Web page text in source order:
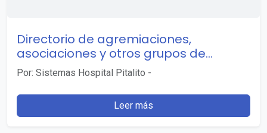
Directorio de agremiaciones,
asociaciones y otros grupos de
interés.
Por: Sistemas Hospital Pitalito -
Leer más